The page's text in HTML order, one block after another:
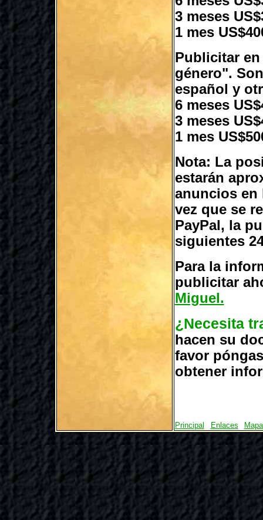
3 meses
1 mes
Publicitar
género".
español y
6 meses
3 meses
1 mes
Nota: La
estarán
anuncios en
vez que se
PayPal, la
siguientes
Para la
publicitar
Miguel.
¿Necesita
hacen su
favor
obtener
Principal Enlaces